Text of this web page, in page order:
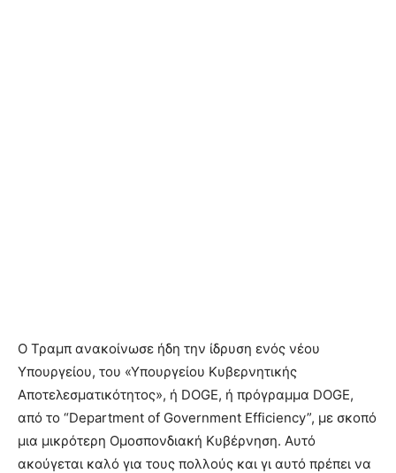
Ο Τραμπ ανακοίνωσε ήδη την ίδρυση ενός νέου
Υπουργείου, του «Υπουργείου Κυβερνητικής
Αποτελεσματικότητος», ή DOGE, ή πρόγραμμα DOGE,
από το “Department of Government Efficiency”, με σκοπό
μια μικρότερη Ομοσπονδιακή Κυβέρνηση. Αυτό
ακούγεται καλό για τους πολλούς και γι αυτό πρέπει να